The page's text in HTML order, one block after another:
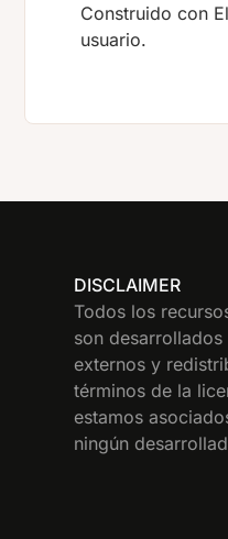
Construido con
usuario.
DISCLAIMER
Todos los
son
externos y
términos de la
estamos
ningún